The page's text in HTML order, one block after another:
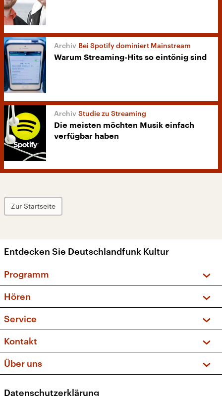
Bei Spotify dominiert Mainstream
Warum Streaming-Hits so eintönig sind
Studie zu Streaming
Die meisten möchten Musik einfach
verfügbar haben
Zur Startseite
Entdecken Sie Deutschlandfunk Kultur
Programm
Sendungen und Podcasts
Musikliste
Kakadu – Das Kinderprogramm
Hören
Frequenzen (UKW + DAB+)
Service
FAQ
Apps
Newsletter
Kontakt
Social Media
Über uns
Datenschutzerklärung